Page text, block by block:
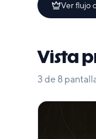
Ver flujo
Vista
3 de 8